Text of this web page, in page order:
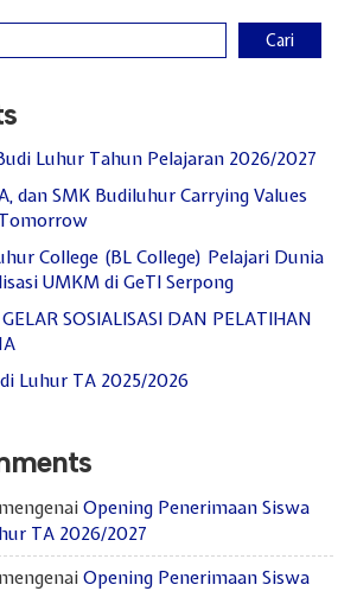
Cari
Luhur Tahun Pelajaran 2026/2027
dan SMK Budiluhur Carrying Values
College (BL College) Pelajari Dunia
UMKM di GeTI Serpong
SOSIALISASI DAN PELATIHAN
Luhur TA 2025/2026
mengenai Opening Penerimaan Siswa
TA 2026/2027
mengenai Opening Penerimaan Siswa